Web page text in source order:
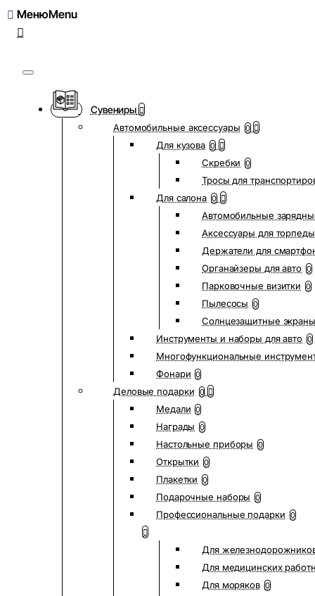
Меню
Сувениры
Автомобильные аксессуары 0
Для кузова 0
Скребки 0
Тросы для
Для салона 0
Автомобильные
Аксессуары для
Держатели для
Органайзеры для авто 0
Парковочные визитки 0
Пылесосы 0
Солнцезащитные экраны
Инструменты и наборы для авто 0
Многофункциональные
Фонари 0
Деловые подарки 0
Медали 0
Награды 0
Настольные приборы 0
Открытки 0
Плакетки 0
Подарочные наборы 0
Профессиональные подарки 0
Для
Для медицинских
Для моряков 0